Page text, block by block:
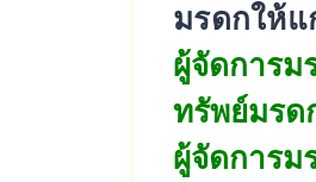
มรดกให้แ
ผู้จัดการม
ทรัพย์มรด
ผู้จัดการม